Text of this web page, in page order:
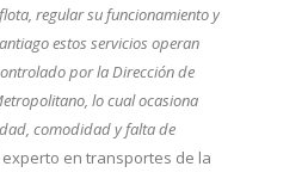
regular su funcionamiento y
estos servicios operan
por la Dirección de
lo cual ocasiona
comodidad y falta de
en transportes de la